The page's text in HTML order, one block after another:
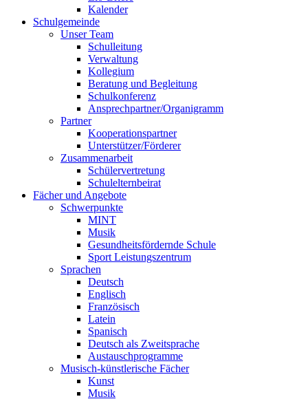
Kalender
Schulgemeinde
Unser Team
Schulleitung
Verwaltung
Kollegium
Beratung und Begleitung
Schulkonferenz
Ansprechpartner/Organigramm
Partner
Kooperationspartner
Unterstützer/Förderer
Zusammenarbeit
Schülervertretung
Schulelternbeirat
Fächer und Angebote
Schwerpunkte
MINT
Musik
Gesundheitsfördernde Schule
Sport Leistungszentrum
Sprachen
Deutsch
Englisch
Französisch
Latein
Spanisch
Deutsch als Zweitsprache
Austauschprogramme
Musisch-künstlerische Fächer
Kunst
Musik